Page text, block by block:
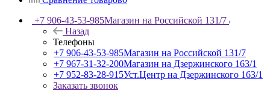
+7 906-43-53-985Магазин на Российской 131/7
Назад
Телефоны
+7 906-43-53-985Магазин на Российской 131/7
+7 967-31-32-200Магазин на Дзержинского 163/1
+7 952-83-28-915Уст.Центр на Дзержинского 163/1
Заказать звонок